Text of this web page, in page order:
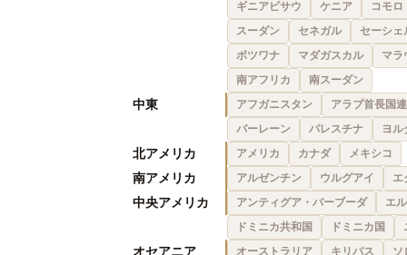
ギニアビサウ
ケニア
コモロ
スーダン
セネガル
セーシェ
ボツワナ
マダガスカル
マラ
南アフリカ
南スーダン
中東 アフガニスタン
アラブ首長国
バーレーン
パレスチナ ヨル
北アメリカ アメリカ カナダ メキシコ
南アメリカ アルゼンチン ウルグアイ エ
中央アメリカ アンティグア・バーブーダ
エ
ドミニカ共和国
ドミニカ国
オセアニア オーストラリア キリバス ソ